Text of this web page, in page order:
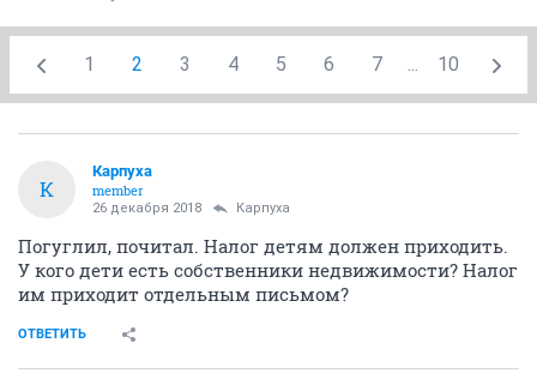
1 2 3 4 5 6 7 ... 10
К
Карпуха
member
26 декабря 2018 Карпуха
Погуглил, почитал. Налог детям должен приходить.
У кого дети есть собственники недвижимости? Налог
им приходит отдельным письмом?
ОТВЕТИТЬ